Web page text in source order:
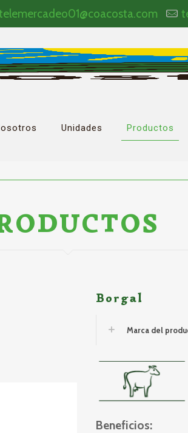
Unidades Productos
Borgal
Marca del
Beneficios: